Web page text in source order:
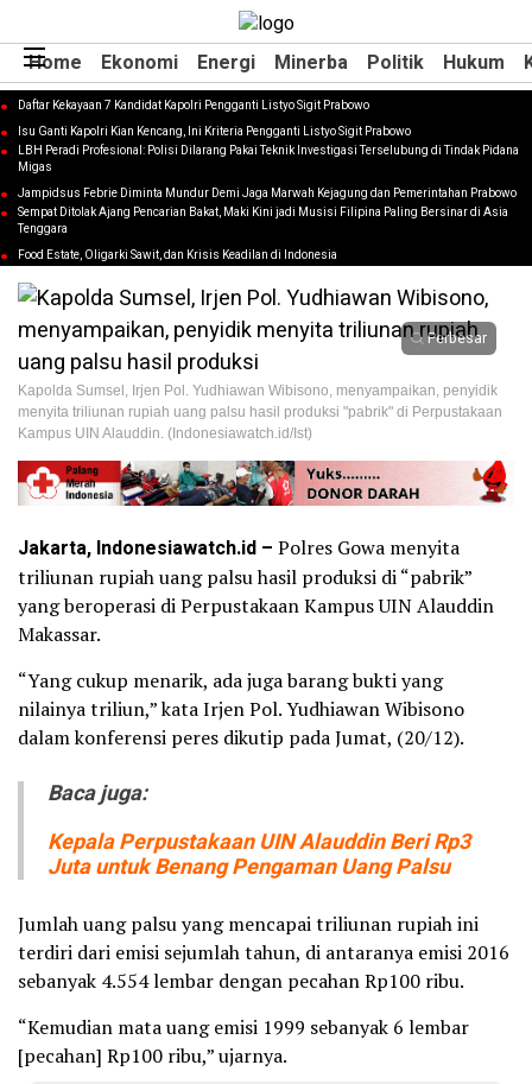
Home Ekonomi Energi Minerba Politik Hukum
Daftar Kekayaan 7 Kandidat Kapolri Pengganti Listyo Sigit Prabowo
Isu Ganti Kapolri Kian Kencang, Ini Kriteria Pengganti Listyo Sigit Prabowo
LBH Peradi Profesional: Polisi Dilarang Pakai Teknik Investigasi Terselubung di Tindak Pidana
Migas
Jampidsus Febrie Diminta Mundur Demi Jaga Marwah Kejagung dan Pemerintahan Prabowo
Sempat Ditolak Ajang Pencarian Bakat, Maki Kini jadi Musisi Filipina Paling Bersinar di Asia
Tenggara
Food Estate, Oligarki Sawit, dan Krisis Keadilan di Indonesia
Polres Gowa Sita Triliunan Uang Palsu
“Pabrik” Kampus UIN Alauddin
Redaksi
20 Dec 2024 - 08:24 WIB
Perbesar
Kapolda Sumsel, Irjen Pol. Yudhiawan Wibisono, menyampaikan, penyidik
menyita triliunan rupiah uang palsu hasil produksi "pabrik" di Perpustakaan
Kampus UIN Alauddin. (Indonesiawatch.id/Ist)
Jakarta, Indonesiawatch.id – Polres Gowa menyita
‎triliunan rupiah uang palsu hasil produksi di “pabrik”
yang beroperasi di Perpustakaan Kampus UIN Alauddin
Makassar.
‎“Yang cukup menarik, ada juga barang bukti yang
nilainya triliun,” kata Irjen Pol. Yudhiawan Wibisono
dalam konferensi peres dikutip pada Jumat, (20/12).
Baca juga:
Kepala Perpustakaan UIN Alauddin Beri Rp3
Juta untuk Benang Pengaman Uang Palsu
Jumlah uang palsu ‎yang mencapai triliunan rupiah ini
terdiri dari emisi sejumlah tahun, di antaranya emisi 2016
sebanyak 4.554 lembar dengan pecahan Rp100 ribu.
“Kemudian mata uang emisi 1999 sebanyak 6 lembar
[pecahan] Rp100 ribu,” ujarnya.